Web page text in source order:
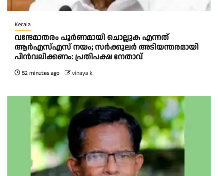
Kerala
വന്ദേമാതരം പൂർണമായി ചൊല്ലുക എന്നത്
ആര്‍എസ്എസ് നയം; സര്‍ക്കുലര്‍ അടിയന്തരമായി
പിന്‍വലിക്കണം: പ്രതിപക്ഷ നേതാവ്
52 minutes ago vinaya k